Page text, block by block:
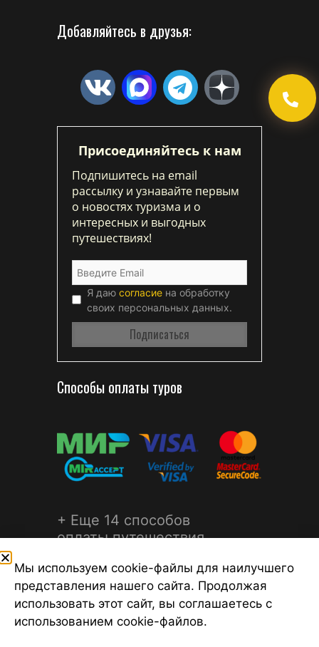
Добавляйтесь в друзья:
Присоединяйтесь к нам
Подпишитесь на email
рассылку и узнавайте первым
о новостях туризма и о
интересных и выгодных
путешествиях!
Я даю согласие на обработку
своих персональных данных.
Способы оплаты туров
+ Еще 14 способов
оплаты путешествия
©2026 Турагентство Турсфера - Поиск туров от надежных
Мы используем cookie-файлы для наилучшего
представления нашего сайта. Продолжая
использовать этот сайт, вы соглашаетесь с
использованием cookie-файлов.